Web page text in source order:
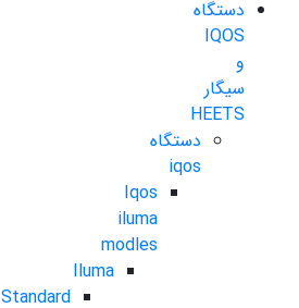
دستگاه
IQOS
و
سیگار
HEETS
دستگاه
iqos
Iqos
iluma
modles
Iluma
Standard